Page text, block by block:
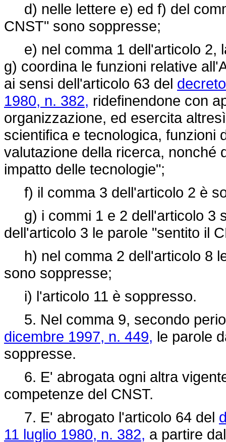
d) nelle lettere e) ed f) del
CNST" sono soppresse;
e) nel comma 1 dell'articolo 2,
g) coordina le funzioni relative
ai sensi dell'articolo 63 del
1980, n. 382, ridefinendone con
organizzazione, ed esercita
scientifica e tecnologica, funzioni
valutazione della ricerca, nonché
impatto delle tecnologie";
f) il comma 3 dell'articolo 2 è
g) i commi 1 e 2 dell'articolo 3
dell'articolo 3 le parole "sentito il
h) nel comma 2 dell'articolo 8
sono soppresse;
i) l'articolo 11 è soppresso.
5. Nel comma 9, secondo
dicembre 1997, n. 449, le parole
soppresse.
6. E' abrogata ogni altra
competenze del CNST.
7. E' abrogato l'articolo 64 del
11 luglio 1980, n. 382, a partire